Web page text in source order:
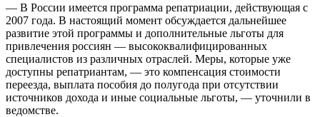
— В России имеется программа репатриации, действующая с
2007 года. В настоящий момент обсуждается дальнейшее
развитие этой программы и дополнительные льготы для
привлечения россиян — высококвалифицированных
специалистов из различных отраслей. Меры, которые уже
доступны репатриантам, — это компенсация стоимости
переезда, выплата пособия до полугода при отсутствии
источников дохода и иные социальные льготы, — уточнили в
ведомстве.